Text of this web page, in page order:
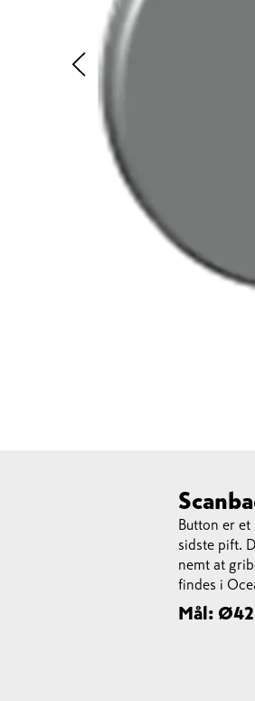
Button er
sidste pift.
nemt at
findes i
Mål: